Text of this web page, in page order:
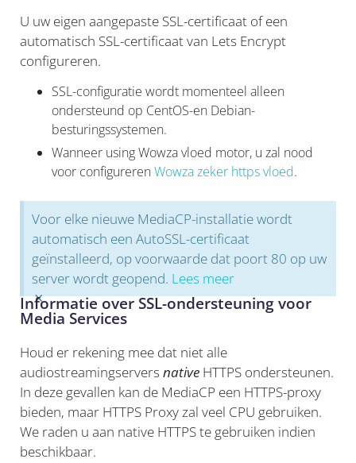
U uw eigen aangepaste SSL-certificaat of een
automatisch SSL-certificaat van Lets Encrypt
configureren.
SSL-configuratie wordt momenteel alleen
ondersteund op CentOS-en Debian-
besturingssystemen.
Wanneer using Wowza vloed motor, u zal nood
voor configurerenWowza zeker https vloed.
Voor elke nieuwe MediaCP-installatie wordt
automatisch een AutoSSL-certificaat
geïnstalleerd, op voorwaarde dat poort 80 op uw
server wordt geopend. Lees meer
×
Informatie over SSL-ondersteuning voor
Media Services
Houd er rekening mee dat niet alle
audiostreamingservers native HTTPS ondersteunen.
In deze gevallen kan de MediaCP een HTTPS-proxy
bieden, maar HTTPS Proxy zal veel CPU gebruiken.
We raden u aan native HTTPS te gebruiken indien
beschikbaar.